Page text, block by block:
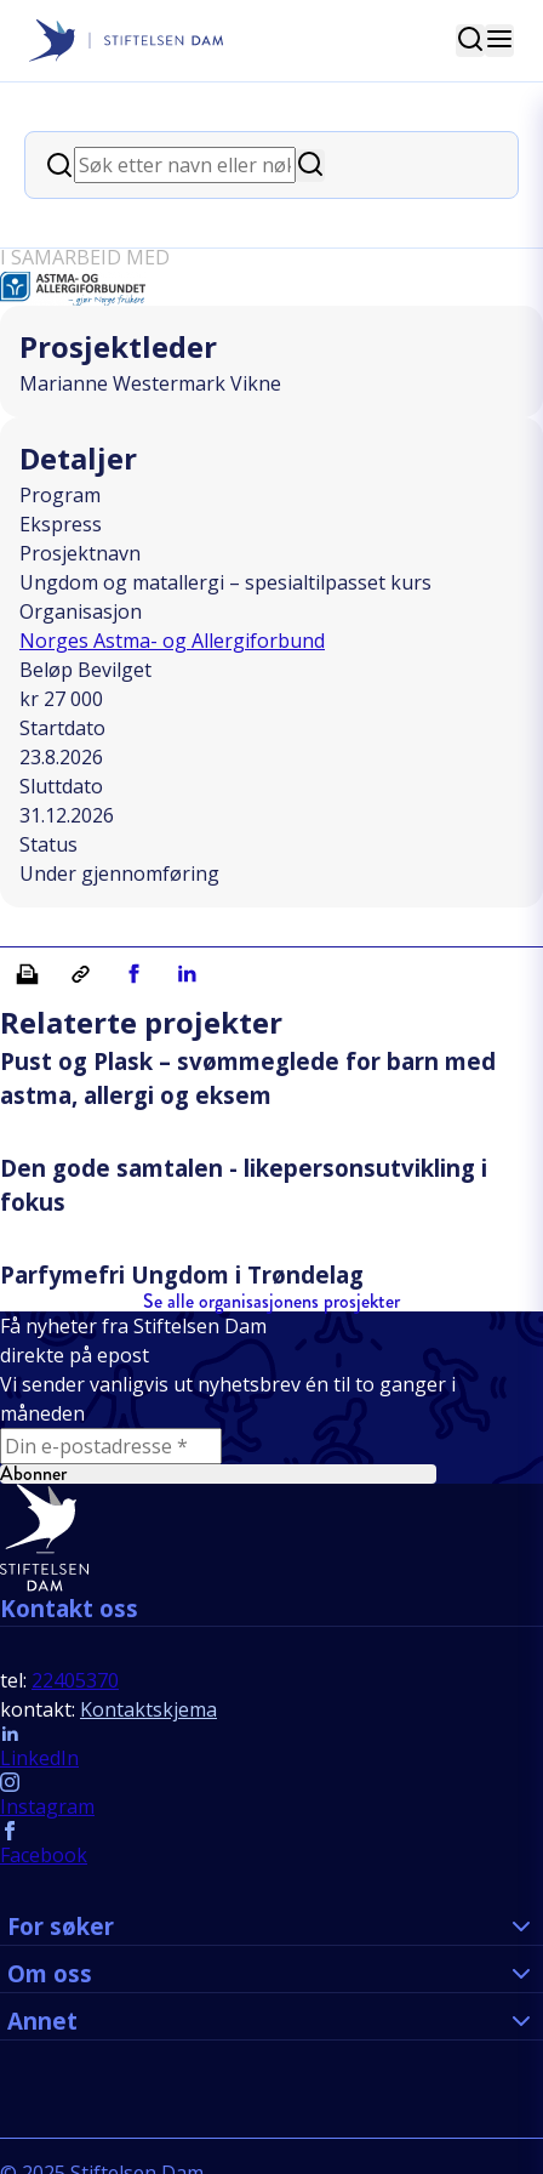
Stiftelsen Dam
Søk
Søk
Søk
back
Ungdom og matallergi –
I SAMARBEID MED
Prosjektleder
Marianne Westermark Vikne
Detaljer
Program
Ekspress
Prosjektnavn
Ungdom og matallergi – spesialtilpasset kurs
Organisasjon
Norges Astma- og Allergiforbund
Beløp Bevilget
kr 27 000
Startdato
23.8.2026
Sluttdato
31.12.2026
Status
Under gjennomføring
Skriv ut Kopiera länkDel på Facebook
Del på Linkedin
Relaterte projekter
Pust og Plask – svømmeglede for barn med
astma, allergi og eksem
Den gode samtalen - likepersonsutvikling i
fokus
Parfymefri Ungdom i Trøndelag
Se alle organisasjonens prosjekter
Få nyheter fra Stiftelsen Dam
direkte på epost
Vi sender vanligvis ut nyhetsbrev én til to ganger i
måneden
E-mail
Abonner
Bunntekst
Kontakt oss
tel: 22405370
kontakt: Kontaktskjema
Follow us
LinkedIn
Instagram
Facebook
For søker
Om oss
Annet